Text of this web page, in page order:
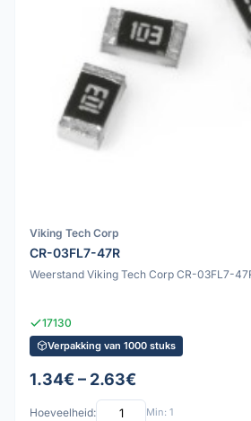
Viking Tech Corp
CR-03FL7-47R
Weerstand Viking Tech Corp CR-03FL7-
17130
Verpakking van 1000 stuks
1.34€ – 2.63€
Hoeveelheid: Min: 1